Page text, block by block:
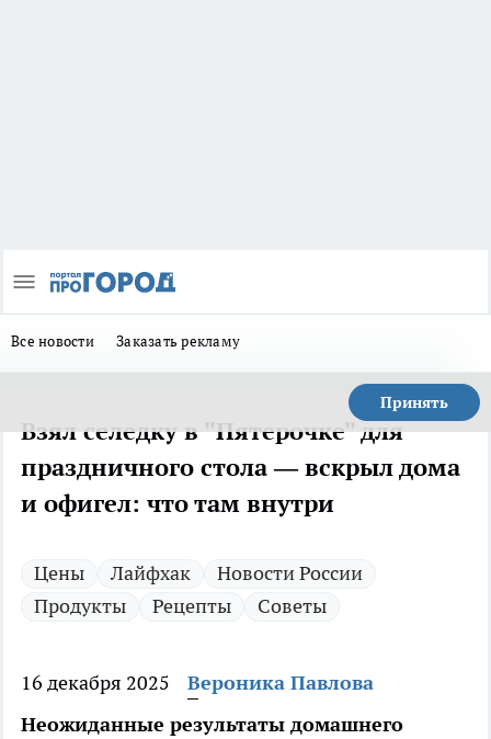
Все новости Заказать рекламу
Принять
Взял селедку в "Пятерочке" для
праздничного стола — вскрыл дома
и офигел: что там внутри
Цены Лайфхак
Новости России
Продукты
Рецепты Советы
16 декабря 2025
Вероника Павлова
Неожиданные результаты домашнего